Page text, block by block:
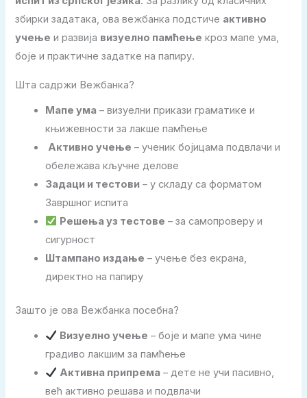
збирки задатака, ова вежбанка подстиче активно
учење и развија визуелно памћење кроз мапе ума,
боје и практичне задатке на папиру.
Шта садржи Вежбанка?
Мапе ума – визуелни прикази граматике и
књижевности за лакше памћење
Активно учење – ученик бојицама подвлачи и
обележава кључне делове
Задаци и тестови – у складу са форматом
Завршног испита
Решења уз тестове – за самопроверу и
сигурност
Штампано издање – учење без екрана,
директно на папиру
Зашто је ова Вежбанка посебна?
Визуелно учење – боје и мапе ума чине
градиво лакшим за памћење
Активна припрема – дете не учи пасивно,
већ активно решава и подвлачи